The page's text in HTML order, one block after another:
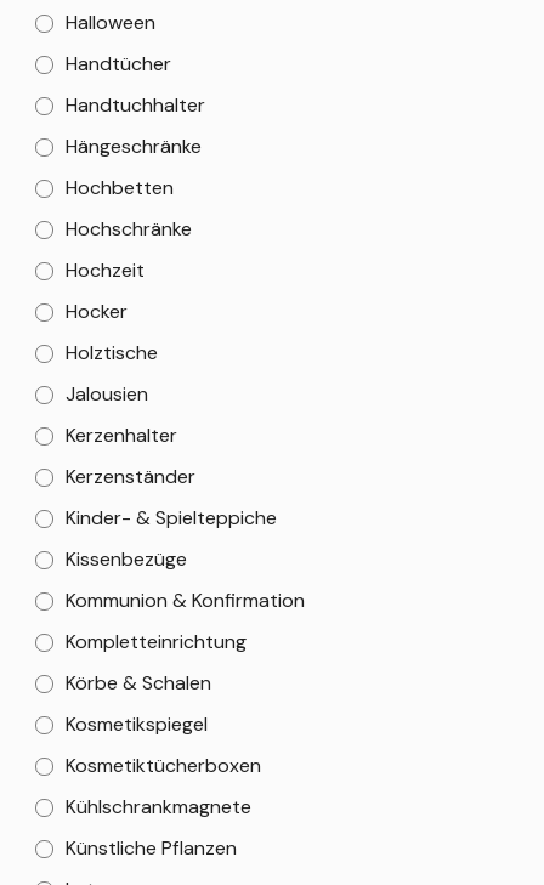
Halloween
Handtücher
Handtuchhalter
Hängeschränke
Hochbetten
Hochschränke
Hochzeit
Hocker
Holztische
Jalousien
Kerzenhalter
Kerzenständer
Kinder- & Spielteppiche
Kissenbezüge
Kommunion & Konfirmation
Kompletteinrichtung
Körbe & Schalen
Kosmetikspiegel
Kosmetiktücherboxen
Kühlschrankmagnete
Künstliche Pflanzen